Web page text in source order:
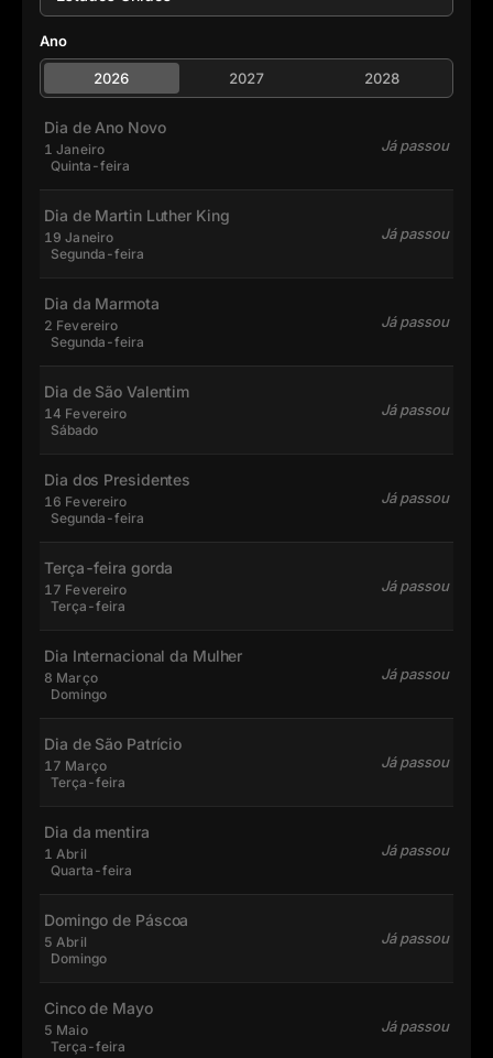
Ano
2026 2027 2028
1 Janeiro
Quinta-feira
Dia de Ano Novo
Já passou
19 Janeiro
Segunda-feira
Dia de Martin Luther King
Já passou
2 Fevereiro
Segunda-feira
Dia da Marmota
Já passou
14 Fevereiro
Sábado
Dia de São Valentim
Já passou
16 Fevereiro
Segunda-feira
Dia dos Presidentes
Já passou
17 Fevereiro
Terça-feira
Terça-feira gorda
Já passou
8 Março
Domingo
Dia Internacional da Mulher
Já passou
17 Março
Terça-feira
Dia de São Patrício
Já passou
1 Abril
Quarta-feira
Dia da mentira
Já passou
5 Abril
Domingo
Domingo de Páscoa
Já passou
5 Maio
Terça-feira
Cinco de Mayo
Já passou